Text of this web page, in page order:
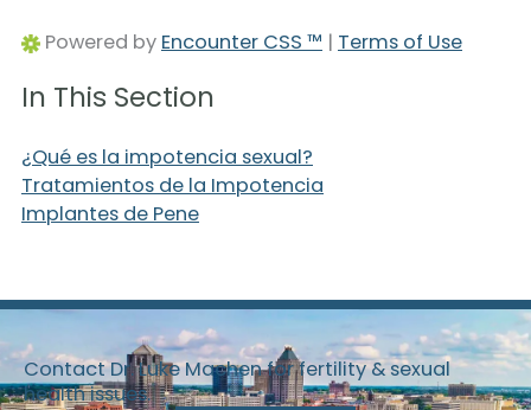
Powered by Encounter CSS ™ | Terms of Use
In This Section
¿Qué es la impotencia sexual?
Tratamientos de la Impotencia
Implantes de Pene
Contact Dr. Luke Machen for fertility & sexual
health issues.